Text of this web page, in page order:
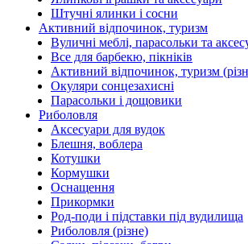
Штучні ялинки і сосни
Активний відпочинок, туризм
Вуличні меблі, парасольки та
Все для барбекю, пікніків
Активний відпочинок, туризм
Окуляри сонцезахисні
Парасольки і дощовики
Риболовля
Аксесуари для вудок
Блешня, воблера
Котушки
Кормушки
Оснащення
Прикормки
Род-поди і підставки під вудилища
Риболовля (різне)